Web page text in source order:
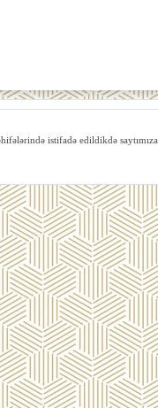
istifadə edildikdə